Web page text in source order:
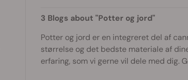
3 Blogs about "Potter og jord"
Potter og jord er en integreret del af
størrelse og det bedste materiale af
erfaring, som vi gerne vil dele med dig.